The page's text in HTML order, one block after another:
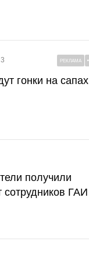
3 РЕКЛАМА
гонки на сапах
получили
сотрудников ГАИ